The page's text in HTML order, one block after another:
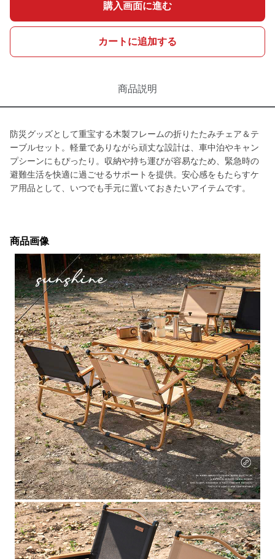
購入画面に進む
カートに追加する
商品説明
防災グッズとして重宝する木製フレームの折りたたみチェア＆テ
ーブルセット。軽量でありながら頑丈な設計は、車中泊やキャン
プシーンにもぴったり。収納や持ち運びが容易なため、緊急時の
避難生活を快適に過ごせるサポートを提供。安心感をもたらすケ
ア用品として、いつでも手元に置いておきたいアイテムです。
商品画像